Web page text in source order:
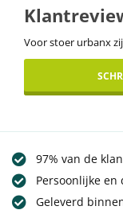
Voor stoer urbanx
97% van de
Persoonlijke
Geleverd